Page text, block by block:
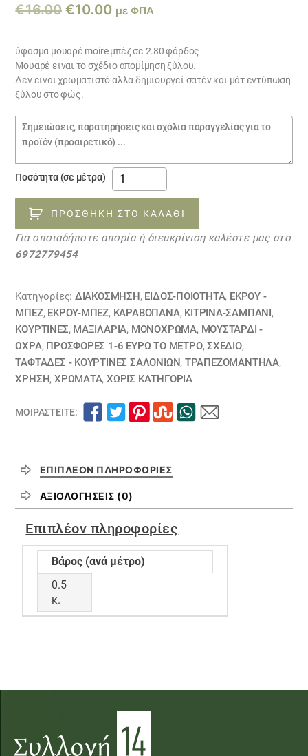
€16.00 Original
was:
€16.00.
€10.00Η
τιμή
είναι:
με ΦΠΑ
ύφασμα μουαρέ moire μπέζ σε 2.80 φάρδος
Μουαρέ ειναι το σχέδιο απομίμηση ξύλου.
Δεν ειναι χρωματιστό αλλα δημιουργεί σατέν και μάτ εντύπωση
ξύλου στο φώς.
Σημειώσεις
παραγγελίας
Ποσότητα (σε μέτρα)
ύφασμα
μουαρέ
μπέζ
30040035
ΕΞΑΝΤΛΗΘΗΚΕ
ΠΡΟΣΘΉΚΗ ΣΤΟ ΚΑΛΆΘΙ
Για οποιαδήποτε απορία ή διευκρίνιση καλέστε μας στο
6972779454
Κατηγορίες: ΔΙΑΚΟΣΜΗΣΗ, ΕΙΔΟΣ-ΠΟΙΟΤΗΤΑ, ΕΚΡΟΥ -
ΜΠΕΖ, ΕΚΡΟΥ-ΜΠΕΖ, ΚΑΡΑΒΌΠΑΝΑ, ΚΙΤΡΙΝΑ-ΣΑΜΠΑΝΙ,
ΚΟΥΡΤΊΝΕΣ, ΜΑΞΙΛΆΡΙΑ, ΜΟΝΌΧΡΩΜΑ, ΜΟΥΣΤΑΡΔΙ -
ΩΧΡΑ, ΠΡΟΣΦΟΡΕΣ 1-6 ΕΥΡΩ ΤΟ ΜΕΤΡΟ,ΣΧΕΔΙΟ,
ΤΑΦΤΆΔΕΣ - ΚΟΥΡΤΊΝΕΣ ΣΑΛΟΝΙΏΝ, ΤΡΑΠΕΖΟΜΆΝΤΗΛΑ,
ΧΡΗΣΗ, ΧΡΏΜΑΤΑ,ΧΩΡΊΣ ΚΑΤΗΓΟΡΊΑ
ΜΟΙΡΑΣΤΕΊΤΕ:
ΕΠΙΠΛΈΟΝ ΠΛΗΡΟΦΟΡΊΕΣ
ΑΞΙΟΛΟΓΉΣΕΙΣ (0)
Επιπλέον πληροφορίες
Βάρος (ανά μέτρο)
0.5
κ.